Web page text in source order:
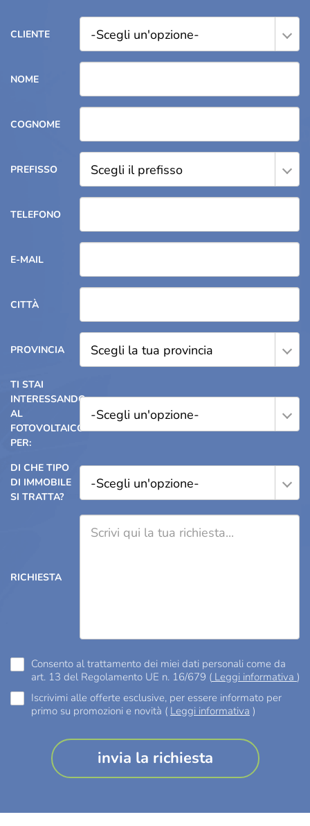
CLIENTE -Scegli un'opzione-
NOME
COGNOME
PREFISSO Scegli il prefisso
TELEFONO
E-MAIL
CITTÀ
PROVINCIA Scegli la tua provincia
TI STAI
INTERESSANDO
AL
FOTOVOLTAICO
PER:
-Scegli un'opzione-
DI CHE TIPO
DI IMMOBILE
SI TRATTA?
-Scegli un'opzione-
RICHIESTA
Consento al trattamento dei miei dati personali come da
art. 13 del Regolamento UE n. 16/679 ( Leggi informativa )
Iscrivimi alle offerte esclusive, per essere informato per
primo su promozioni e novità ( Leggi informativa )